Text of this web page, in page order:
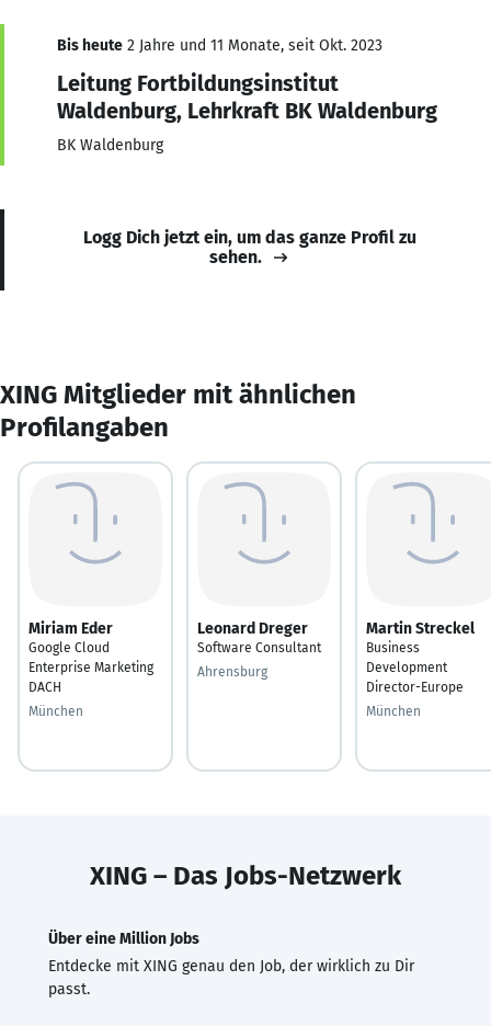
Bis heute 2 Jahre und 11 Monate, seit Okt. 2023
Leitung Fortbildungsinstitut
Waldenburg, Lehrkraft BK Waldenburg
BK Waldenburg
Logg Dich jetzt ein, um das ganze Profil zu
sehen.
XING Mitglieder mit ähnlichen
Profilangaben
Miriam Eder
Google Cloud
Enterprise Marketing
DACH
München
Leonard Dreger
Software Consultant
Ahrensburg
Martin Streckel
Business
Development
Director-Europe
München
XING – Das Jobs-Netzwerk
Über eine Million Jobs
Entdecke mit XING genau den Job, der wirklich zu Dir
passt.